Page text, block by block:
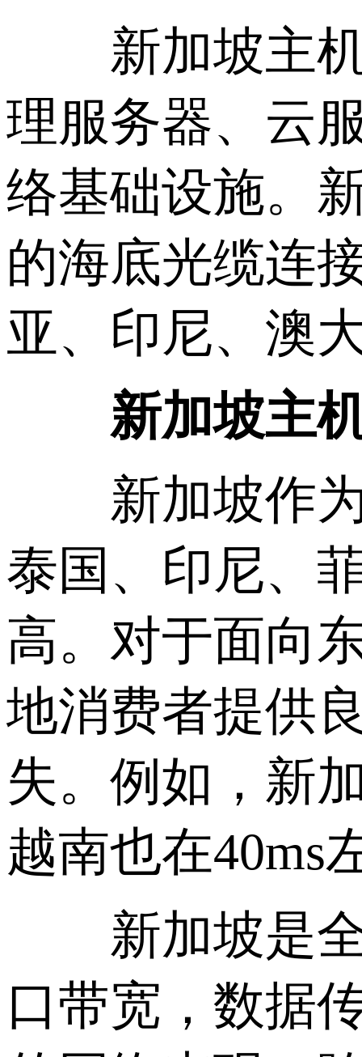
新加坡主机
理服务器、云
络基础设施。
的海底光缆连
亚、印尼、澳
新加坡主机
新加坡作为
泰国、印尼、
高。对于面向
地消费者提供
失。例如，新
越南也在40ms
新加坡是全
口带宽，数据